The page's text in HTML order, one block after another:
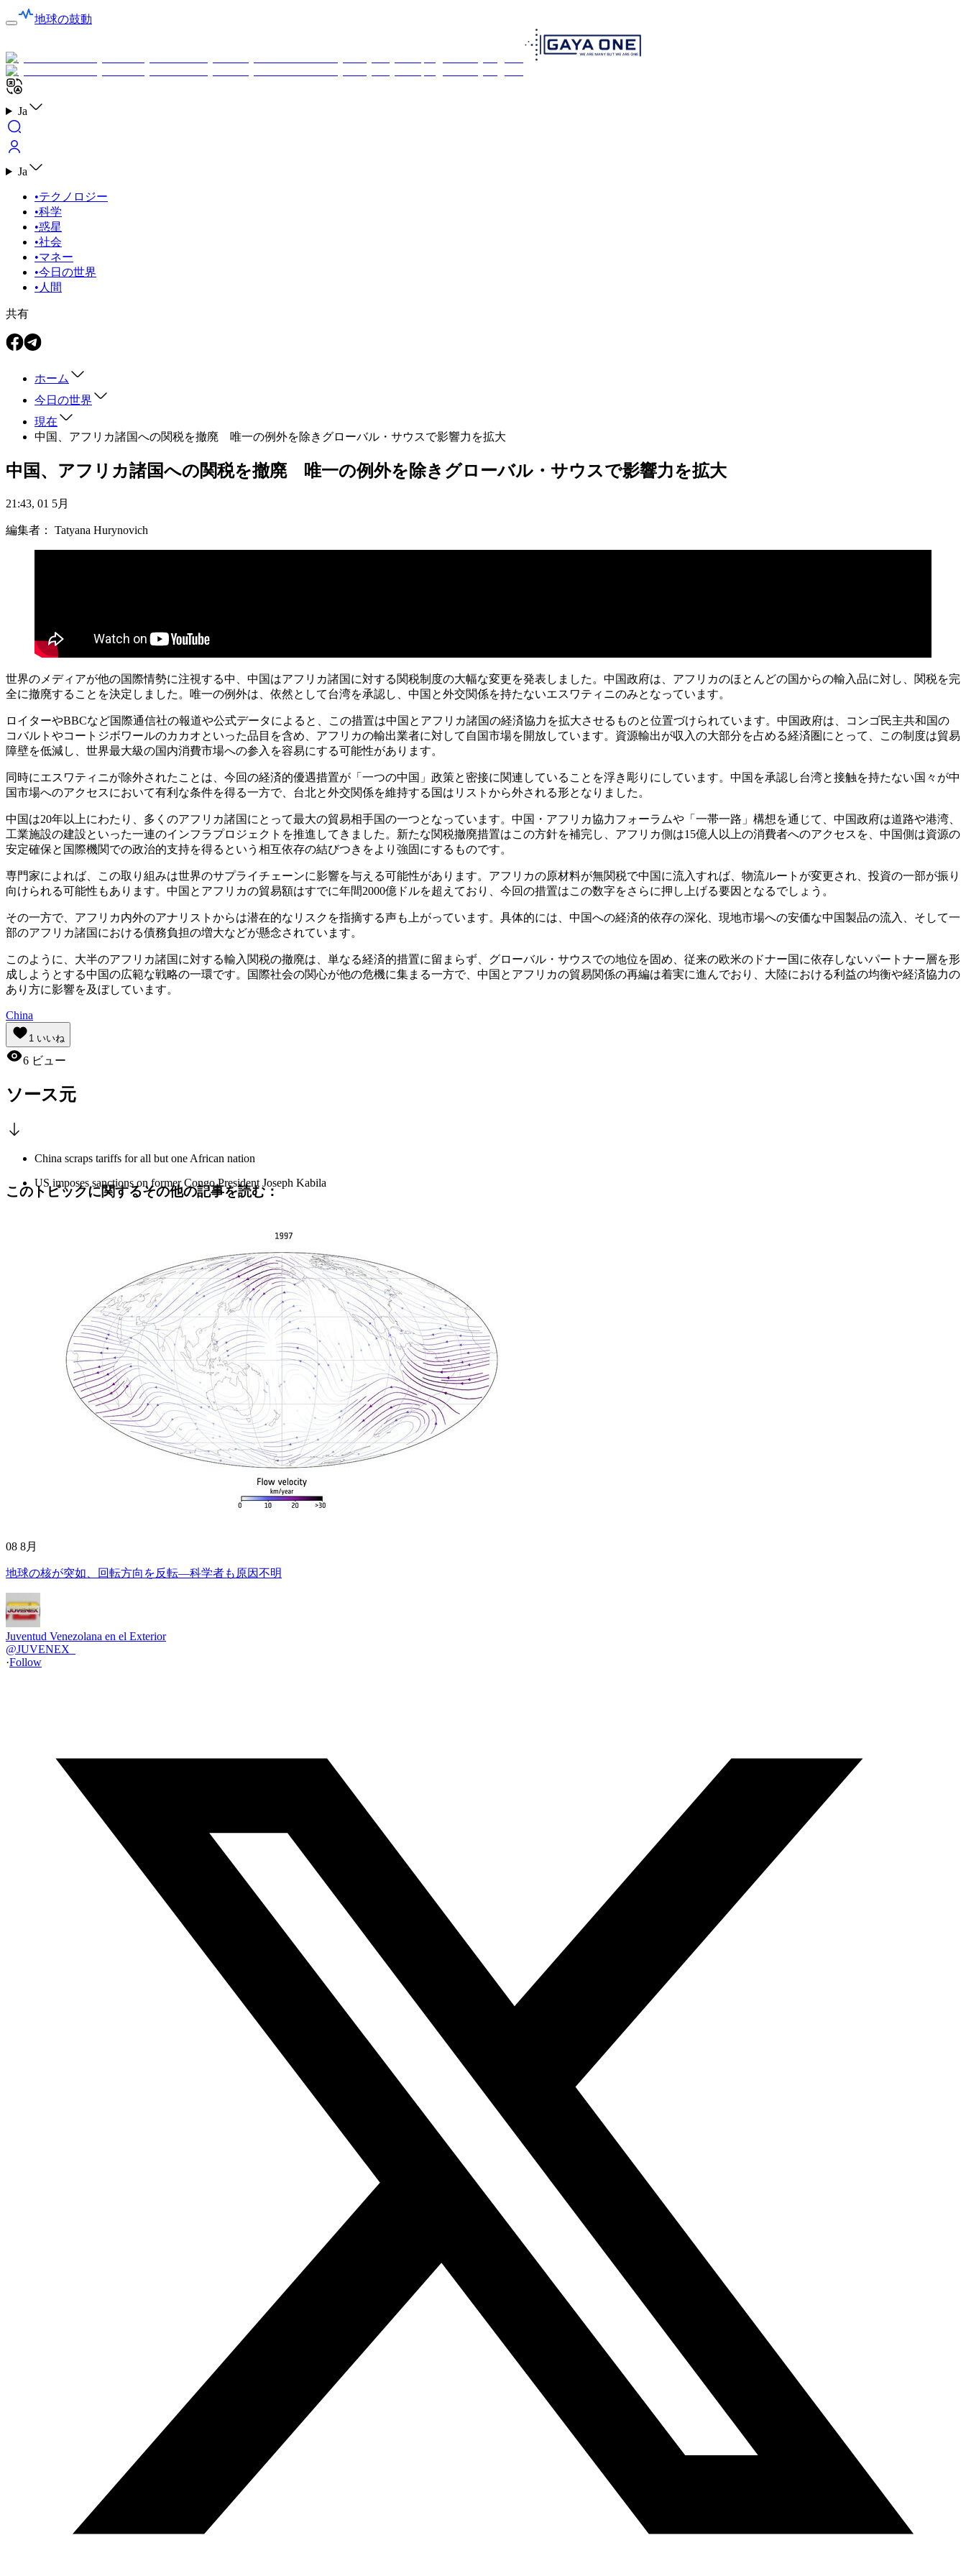
地球の鼓動
Ja
Ja
•テクノロジー
•科学
•惑星
•社会
•マネー
•今日の世界
• 人間
共有
ホーム
今日の世界
現在
中国、アフリカ諸国への関税を撤廃 唯一の例外を除きグローバル・サウスで影響力を拡大
中国、アフリカ諸国への関税を撤廃 唯一の例外を除きグローバル・サウスで影響力を拡大
21:43, 01 5月
編集者： Tatyana Hurynovich
世界のメディアが他の国際情勢に注視する中、中国はアフリカ諸国に対する関税制度の大幅な変更を発表しました。中国政府は、アフリカのほとんどの国からの輸入品に対し、関税を完
全に撤廃することを決定しました。唯一の例外は、依然として台湾を承認し、中国と外交関係を持たないエスワティニのみとなっています。
ロイターやBBCなど国際通信社の報道や公式データによると、この措置は中国とアフリカ諸国の経済協力を拡大させるものと位置づけられています。中国政府は、コンゴ民主共和国の
コバルトやコートジボワールのカカオといった品目を含め、アフリカの輸出業者に対して自国市場を開放しています。資源輸出が収入の大部分を占める経済圏にとって、この制度は貿易
障壁を低減し、世界最大級の国内消費市場への参入を容易にする可能性があります。
同時にエスワティニが除外されたことは、今回の経済的優遇措置が「一つの中国」政策と密接に関連していることを浮き彫りにしています。中国を承認し台湾と接触を持たない国々が中
国市場へのアクセスにおいて有利な条件を得る一方で、台北と外交関係を維持する国はリストから外される形となりました。
中国は20年以上にわたり、多くのアフリカ諸国にとって最大の貿易相手国の一つとなっています。中国・アフリカ協力フォーラムや「一帯一路」構想を通じて、中国政府は道路や港湾、
工業施設の建設といった一連のインフラプロジェクトを推進してきました。新たな関税撤廃措置はこの方針を補完し、アフリカ側は15億人以上の消費者へのアクセスを、中国側は資源の
安定確保と国際機関での政治的支持を得るという相互依存の結びつきをより強固にするものです。
専門家によれば、この取り組みは世界のサプライチェーンに影響を与える可能性があります。アフリカの原材料が無関税で中国に流入すれば、物流ルートが変更され、投資の一部が振り
向けられる可能性もあります。中国とアフリカの貿易額はすでに年間2000億ドルを超えており、今回の措置はこの数字をさらに押し上げる要因となるでしょう。
その一方で、アフリカ内外のアナリストからは潜在的なリスクを指摘する声も上がっています。具体的には、中国への経済的依存の深化、現地市場への安価な中国製品の流入、そして一
部のアフリカ諸国における債務負担の増大などが懸念されています。
このように、大半のアフリカ諸国に対する輸入関税の撤廃は、単なる経済的措置に留まらず、グローバル・サウスでの地位を固め、従来の欧米のドナー国に依存しないパートナー層を形
成しようとする中国の広範な戦略の一環です。国際社会の関心が他の危機に集まる一方で、中国とアフリカの貿易関係の再編は着実に進んでおり、大陸における利益の均衡や経済協力の
あり方に影響を及ぼしています。
China
1 いいね
6 ビュー
ソース元
China scraps tariffs for all but one African nation
US imposes sanctions on former Congo President Joseph Kabila
このトピックに関するその他の記事を読む：
08 8月
地球の核が突如、回転方向を反転—科学者も原因不明
Juventud Venezolana en el Exterior
@JUVENEX_
·Follow